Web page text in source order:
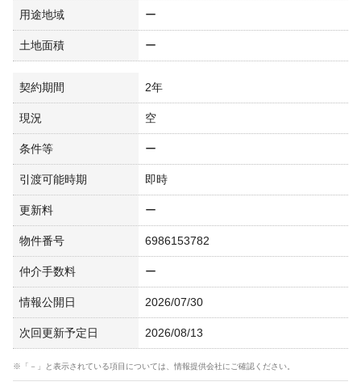
用途地域 ー
土地面積 ー
契約期間 2年
現況 空
条件等 ー
引渡可能時期 即時
更新料 ー
物件番号 6986153782
仲介手数料 ー
情報公開日 2026/07/30
次回更新予定日 2026/08/13
※「－」と表示されている項目については、情報提供会社にご確認ください。